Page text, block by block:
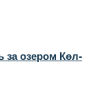
за озером Көл-